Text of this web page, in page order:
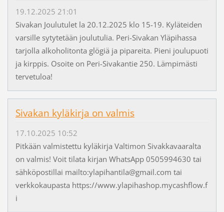
19.12.2025 21:01
Sivakan Joulutulet la 20.12.2025 klo 15-19. Kyläteiden
varsille sytytetään joulutulia. Peri-Sivakan Yläpihassa
tarjolla alkoholitonta glögiä ja pipareita. Pieni joulupuoti
ja kirppis. Osoite on Peri-Sivakantie 250. Lämpimästi
tervetuloa!
Sivakan kyläkirja on valmis
17.10.2025 10:52
Pitkään valmistettu kyläkirja Valtimon Sivakkavaaralta
on valmis! Voit tilata kirjan WhatsApp 0505994630 tai
sähköpostillai mailto:ylapihantila@gmail.com tai
verkkokaupasta https://www.ylapihashop.mycashflow.f
i